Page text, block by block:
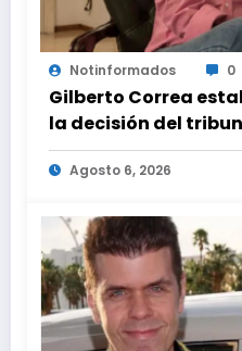
Notinformados 0
Gilberto Correa
la decisión del
Agosto 6, 2026